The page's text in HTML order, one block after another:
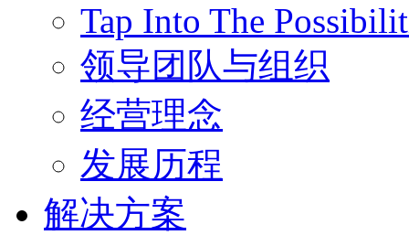
Tap Into The
领导团队与组织
经营理念
发展历程
解决方案